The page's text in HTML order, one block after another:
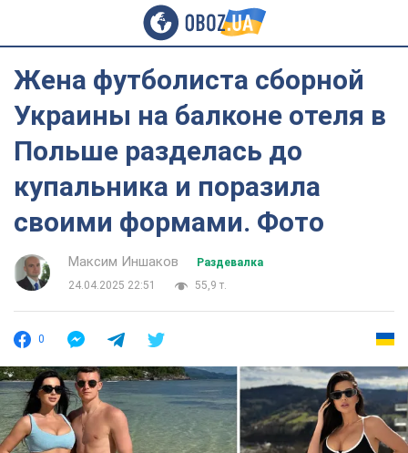
Жена футболиста сборной
Украины на балконе отеля в
Польше разделась до
купальника и поразила
своими формами. Фото
Максим Иншаков
Раздевалка
24.04.2025 22:51
55,9 т.
0